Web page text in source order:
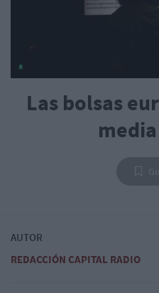
Las bolsas
AUTOR
REDACCIÓN CAPITAL RADIO